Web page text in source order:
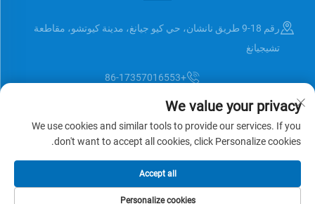
رقم 18-9 طريق نانشان، حي كيو جيانغ، مدينة كيوتشو، مقاطعة
تشيجيانغ
+86-17357016553
[email protected]
حقوق النشر © Zhejiang Universal Trading Co.,Ltd. جميع الحقوق محفوظة
سياسة الخصوصية
We value your privacy
We use cookies and similar tools to provide our services. If you
don't want to accept all cookies, click Personalize cookies.
Personalize cookies
Accept all